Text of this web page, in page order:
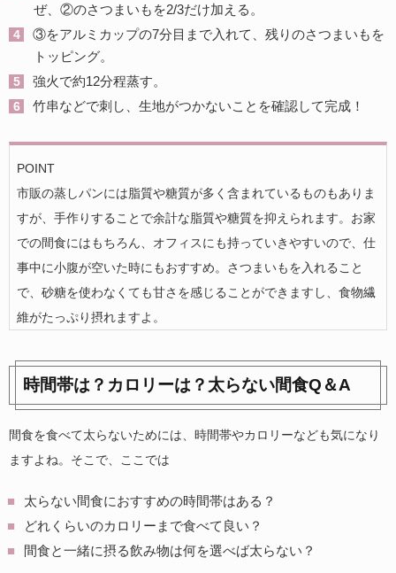
ぜ、②のさつまいもを2/3だけ加える。
③をアルミカップの7分目まで入れて、残りのさつまいもを
トッピング。
強火で約12分程蒸す。
竹串などで刺し、生地がつかないことを確認して完成！
POINT
市販の蒸しパンには脂質や糖質が多く含まれているものもありま
すが、手作りすることで余計な脂質や糖質を抑えられます。お家
での間食にはもちろん、オフィスにも持っていきやすいので、仕
事中に小腹が空いた時にもおすすめ。さつまいもを入れること
で、砂糖を使わなくても甘さを感じることができますし、食物繊
維がたっぷり摂れますよ。
時間帯は？カロリーは？太らない間食Q＆A
間食を食べて太らないためには、時間帯やカロリーなども気になり
ますよね。そこで、ここでは
太らない間食におすすめの時間帯はある？
どれくらいのカロリーまで食べて良い？
間食と一緒に摂る飲み物は何を選べば太らない？